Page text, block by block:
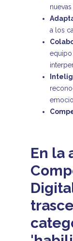
a los
equipo
En la